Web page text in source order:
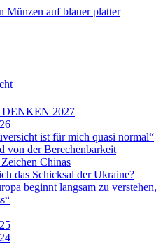
DENKEN 2027
ist für mich quasi normal“
von der Berechenbarkeit
Chinas
das Schicksal der Ukraine?
beginnt langsam zu verstehen,